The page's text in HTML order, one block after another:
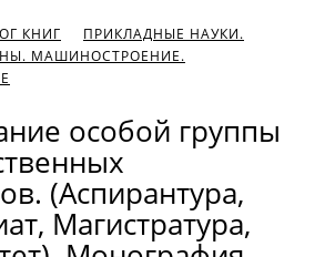
КНИГ
ПРИКЛАДНЫЕ НАУКИ.
МАШИНОСТРОЕНИЕ.
особой группы
(Аспирантура,
Магистратура,